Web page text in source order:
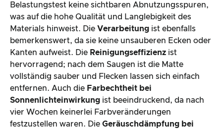
Belastungstest keine sichtbaren Abnutzungsspuren,
was auf die hohe Qualität und Langlebigkeit des
Materials hinweist. Die Verarbeitung ist ebenfalls
bemerkenswert, da sie keine unsauberen Ecken oder
Kanten aufweist. Die Reinigungseffizienz ist
hervorragend; nach dem Saugen ist die Matte
vollständig sauber und Flecken lassen sich einfach
entfernen. Auch die Farbechtheit bei
Sonnenlichteinwirkung ist beeindruckend, da nach
vier Wochen keinerlei Farbveränderungen
festzustellen waren. Die Geräuschdämpfung bei